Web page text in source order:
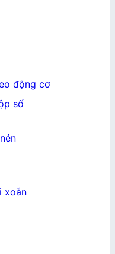
động cơ
số
xoắn